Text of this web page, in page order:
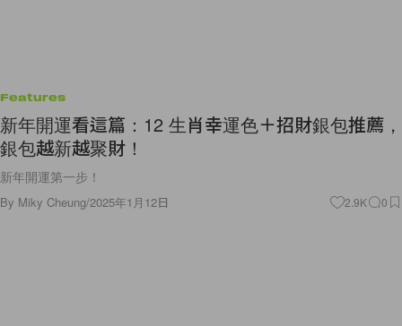
Features
新年開運看這篇：12 生肖幸運色＋招財銀包推薦，
銀包越新越聚財！
新年開運第一步！
By Miky Cheung/2025年1月12日 2.9K 0